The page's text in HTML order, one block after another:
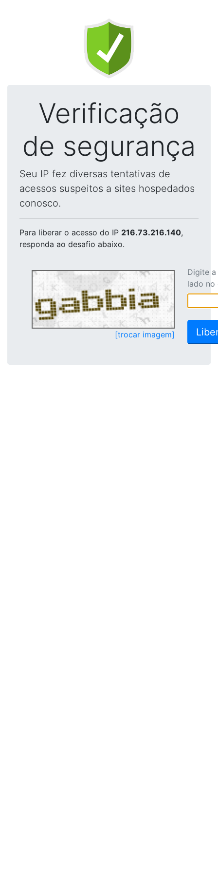
Verificação
de segurança
Seu IP fez diversas tentativas de
acessos suspeitos a sites hospedados
conosco.
Para liberar o acesso do IP 216.73.216.140,
responda ao desafio abaixo.
[trocar imagem]
Digite
lado no